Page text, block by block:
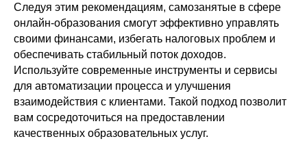
Следуя этим рекомендациям, самозанятые в сфере
онлайн-образования смогут эффективно управлять
своими финансами, избегать налоговых проблем и
обеспечивать стабильный поток доходов.
Используйте современные инструменты и сервисы
для автоматизации процесса и улучшения
взаимодействия с клиентами. Такой подход позволит
вам сосредоточиться на предоставлении
качественных образовательных услуг.